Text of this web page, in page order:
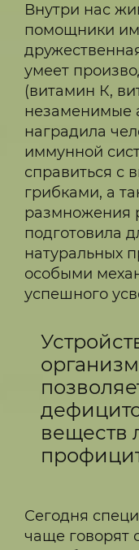
Внутри нас
помощники
умеет
(витамин К,
незаменимые
наградила
иммунной
справиться с
грибками, а
размножения
подготовила
натуральных
особыми
успешного
веществ
Сегодня
чаще говорят